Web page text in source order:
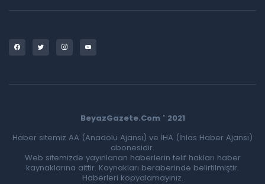
BeyazGazete.Com ' 2021
Haber sitemiz AA (Anadolu Ajansı) ve İHA (İhlas Haber Ajansı)
abonesidir.
Web sitemizde yayınlanan haberlerin telif hakları haber
kaynaklarına aittir. Kaynakları beraberinde belirtilmiştir.
Haberleri kopyalamayınız.